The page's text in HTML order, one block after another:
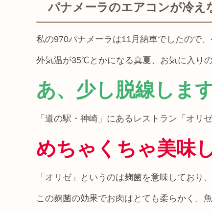
パナメーラのエアコンが冷え
私の970パナメーラは11月納車でしたので
外気温が35℃とかになる真夏、お気に入り
あ、少し脱線します
「道の駅・神崎」にあるレストラン「オリ
めちゃくちゃ美味
「オリゼ」というのは麹菌を意味しており
この麹菌の効果でお肉はとても柔らかく、